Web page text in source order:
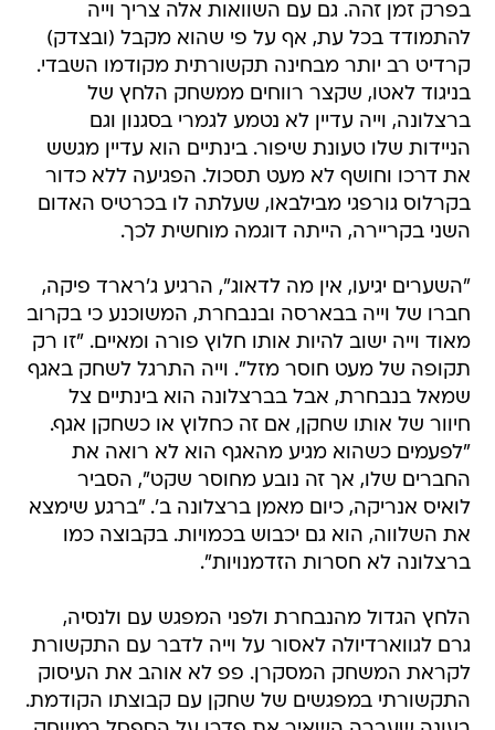
בפרק זמן זהה. גם עם השוואות אלה צריך וייה
להתמודד בכל עת, אף על פי שהוא מקבל (ובצדק)
קרדיט רב יותר מבחינה תקשורתית מקודמו השבדי.
בניגוד לאטו, שקצר רווחים ממשחק הלחץ של
ברצלונה, וייה עדיין לא נטמע לגמרי בסגנון וגם
הניידות שלו טעונת שיפור. בינתיים הוא עדיין מגשש
את דרכו וחושף לא מעט תסכול. הפגיעה ללא כדור
בקרלוס גורפגי מבילבאו, שעלתה לו בכרטיס האדום
השני בקריירה, הייתה דוגמה מוחשית לכך.
"השערים יגיעו, אין מה לדאוג", הרגיע ג'רארד פיקה,
חברו של וייה בבארסה ובנבחרת, המשוכנע כי בקרוב
מאוד וייה ישוב להיות אותו חלוץ פורה ומאיים. "זו רק
תקופה של מעט חוסר מזל". וייה התרגל לשחק באגף
שמאל בנבחרת, אבל בברצלונה הוא בינתיים צל
חיוור של אותו שחקן, אם זה כחלוץ או כשחקן אגף.
"לפעמים כשהוא מגיע מהאגף הוא לא רואה את
החברים שלו, אך זה נובע מחוסר שקט", הסביר
לואיס אנריקה, כיום מאמן ברצלונה ב'. "ברגע שימצא
את השלווה, הוא גם יכבוש בכמויות. בקבוצה כמו
ברצלונה לא חסרות הזדמנויות".
הלחץ הגדול מהנבחרת ולפני המפגש עם ולנסיה,
גרם לגווארדיולה לאסור על וייה לדבר עם התקשורת
לקראת המשחק המסקרן. פפ לא אוהב את העיסוק
התקשורתי במפגשים של שחקן עם קבוצתו הקודמת.